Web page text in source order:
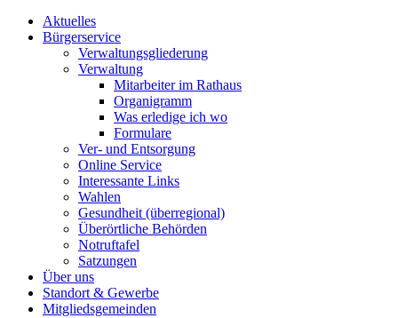
Aktuelles
Bürgerservice
Verwaltungsgliederung
Verwaltung
Mitarbeiter im Rathaus
Organigramm
Was erledige ich wo
Formulare
Ver- und Entsorgung
Online Service
Interessante Links
Wahlen
Gesundheit (überregional)
Überörtliche Behörden
Notruftafel
Satzungen
Über uns
Standort & Gewerbe
Mitgliedsgemeinden